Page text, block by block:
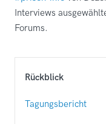
Interviews
Forums.
Rückblick
Tagungsbericht